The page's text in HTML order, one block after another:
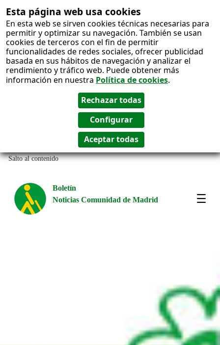
Esta página web usa cookies
En esta web se sirven cookies técnicas necesarias para
permitir y optimizar su navegación. También se usan
cookies de terceros con el fin de permitir
funcionalidades de redes sociales, ofrecer publicidad
basada en sus hábitos de navegación y analizar el
rendimiento y tráfico web. Puede obtener más
información en nuestra Política de cookies.
Salto al contenido
Boletín
Noticias Comunidad de Madrid